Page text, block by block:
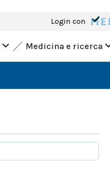
Login con
Medicina e ricerca